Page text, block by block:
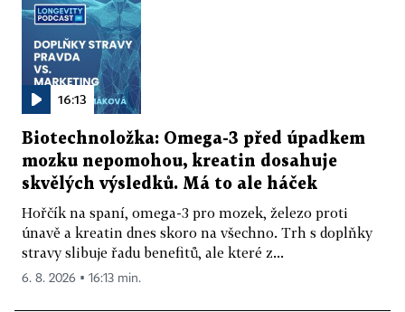
16:13
Biotechnoložka: Omega-3 před úpadkem
mozku nepomohou, kreatin dosahuje
skvělých výsledků. Má to ale háček
Hořčík na spaní, omega-3 pro mozek, železo proti
únavě a kreatin dnes skoro na všechno. Trh s doplňky
stravy slibuje řadu benefitů, ale které z...
6. 8. 2026 ▪ 16:13 min.